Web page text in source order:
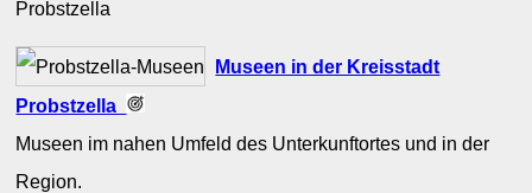
Probstzella
Museen in der Kreisstadt
Probstzella
Museen im nahen Umfeld des Unterkunftortes und in der
Region.